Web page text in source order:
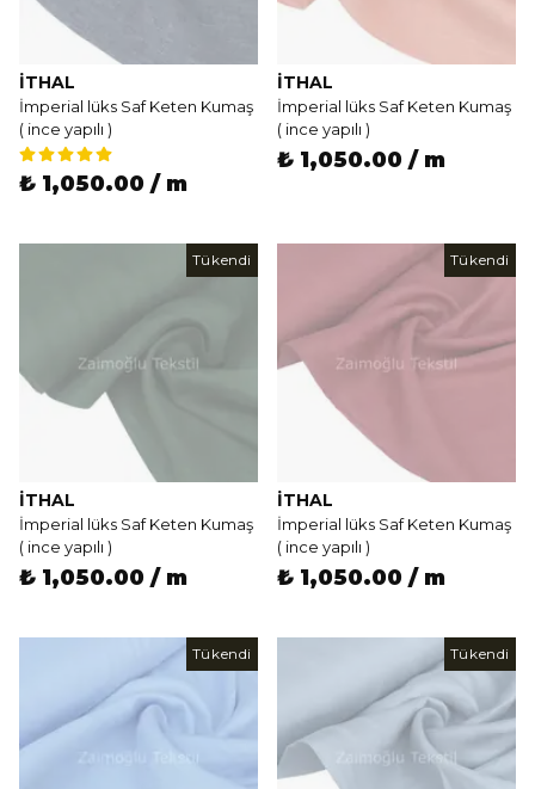
İTHAL
İmperial lüks Saf Keten Kumaş
( ince yapılı )
₺ 1,050.00 / m
İTHAL
İmperial lüks Saf Keten Kumaş
( ince yapılı )
₺ 1,050.00 / m
Tükendi
İTHAL
İmperial lüks Saf Keten Kumaş
( ince yapılı )
₺ 1,050.00 / m
Tükendi
İTHAL
İmperial lüks Saf Keten Kumaş
( ince yapılı )
₺ 1,050.00 / m
Tükendi Tükendi